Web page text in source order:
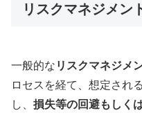
リスクマネジメン
一般的な リスクマネジメ
ロセスを経て、想定され
し、 損失等の回避もしく